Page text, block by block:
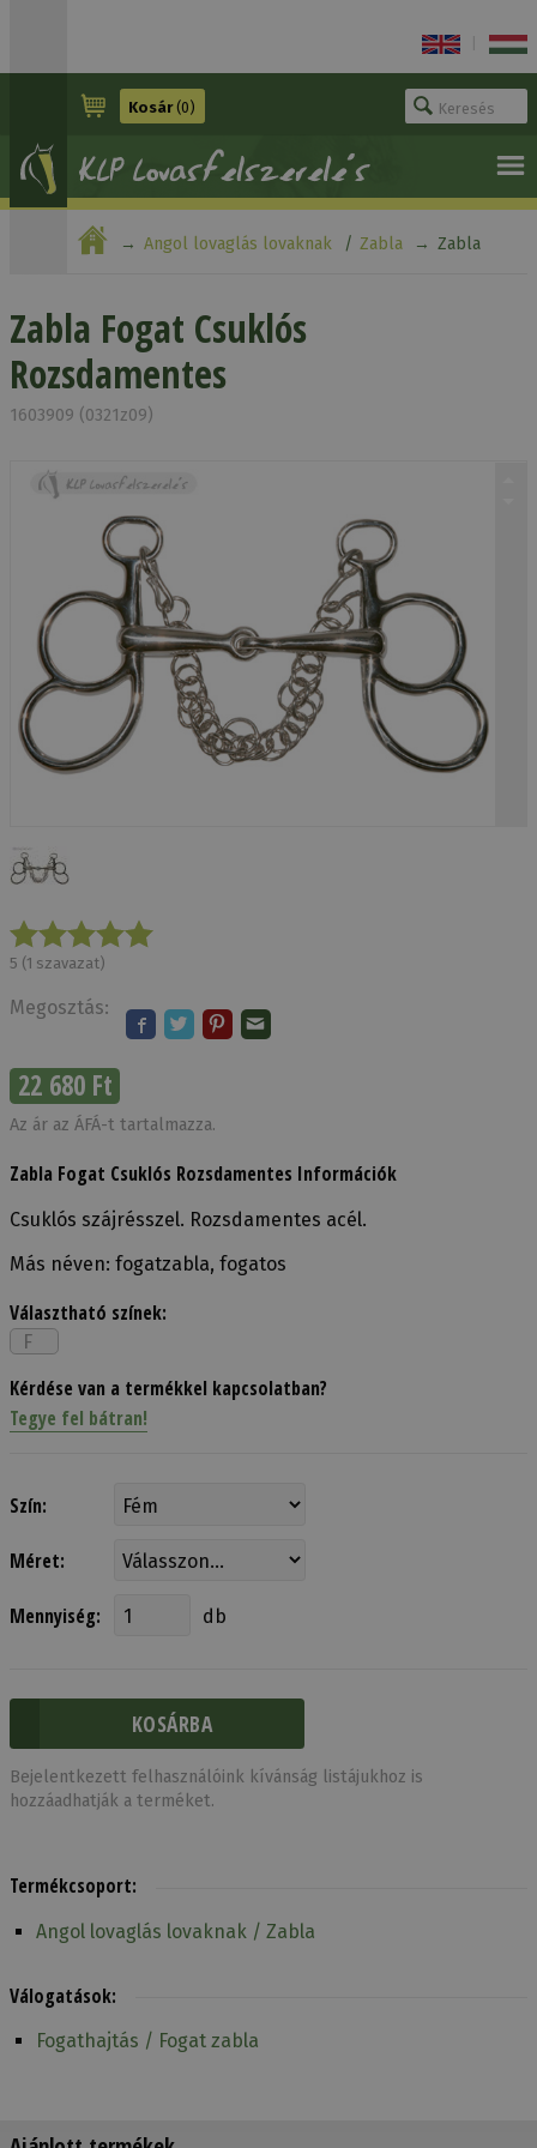
Kosár(0)
Angol lovaglás lovaknak Zabla Zabla
Zabla Fogat Csuklós
Rozsdamentes
1603909 (0321z09)
5 (1 szavazat)
Megosztás:
22 680 Ft
Az ár az ÁFÁ-t tartalmazza.
Zabla Fogat Csuklós Rozsdamentes Információk
Csuklós szájrésszel. Rozsdamentes acél.
Más néven: fogatzabla, fogatos
Választható színek:
F
Kérdése van a termékkel kapcsolatban?
Tegye fel bátran!
Szín:
Méret:
Mennyiség: db
Bejelentkezett felhasználóink kívánság listájukhoz is
hozzáadhatják a terméket.
Termékcsoport:
Angol lovaglás lovaknak / Zabla
Válogatások:
Fogathajtás / Fogat zabla